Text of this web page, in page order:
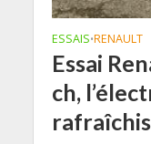
ESSAIS•RENAULT
Essai
ch,